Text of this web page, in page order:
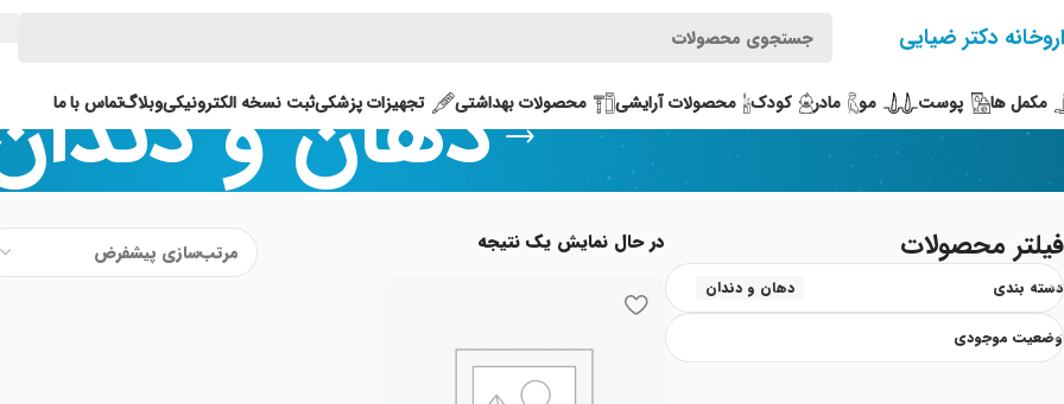
دکتر ضیایی
مکمل ها پوست مو مادر کودک محصولات آرایشی محصولات بهداشتی تجهیزات پزشکیثبت نسخه الکترونیکیوبلاگتماس با ما دهان و
فیلتر محصولات
دسته بندی دهان و دندان
وضعیت موجودی
در حال نمایش یک نتیجه